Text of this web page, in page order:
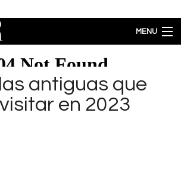
MENU
antiguas que
en 2023